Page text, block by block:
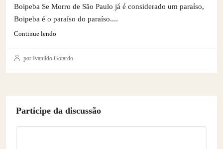
Boipeba Se Morro de São Paulo já é considerado um paraíso,
Boipeba é o paraíso do paraíso....
Continue lendo
por Ivanildo Gotardo
Participe da discussão